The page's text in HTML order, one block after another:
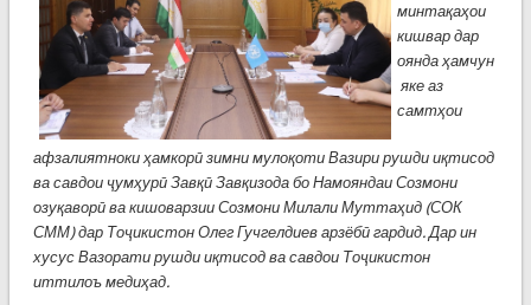
минтақаҳои
кишвар дар
оянда ҳамчун
яке аз
самтҳои
афзалиятноки ҳамкорӣ зимни мулоқоти Вазири рушди иқтисод
ва савдои ҷумҳурӣ Завқӣ Завқизода бо Намояндаи Созмони
озуқаворӣ ва кишоварзии Созмони Милали Муттаҳид (СОК
СММ) дар Тоҷикистон Олег Гучгелдиев арзёбӣ гардид. Дар ин
хусус Вазорати рушди иқтисод ва савдои Тоҷикистон
иттилоъ медиҳад.